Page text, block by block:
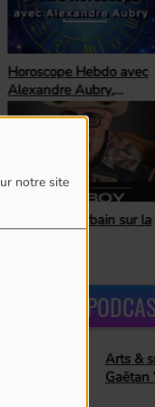
notre site
Hebdo avec
Aubry,
cowboy urbain sur la
DERNIERS
Arts &
Gaëtan